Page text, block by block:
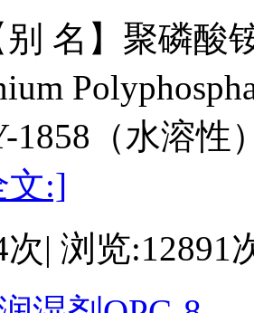
别 名】聚磷
1858（水溶性
文:]
| 浏览:12891